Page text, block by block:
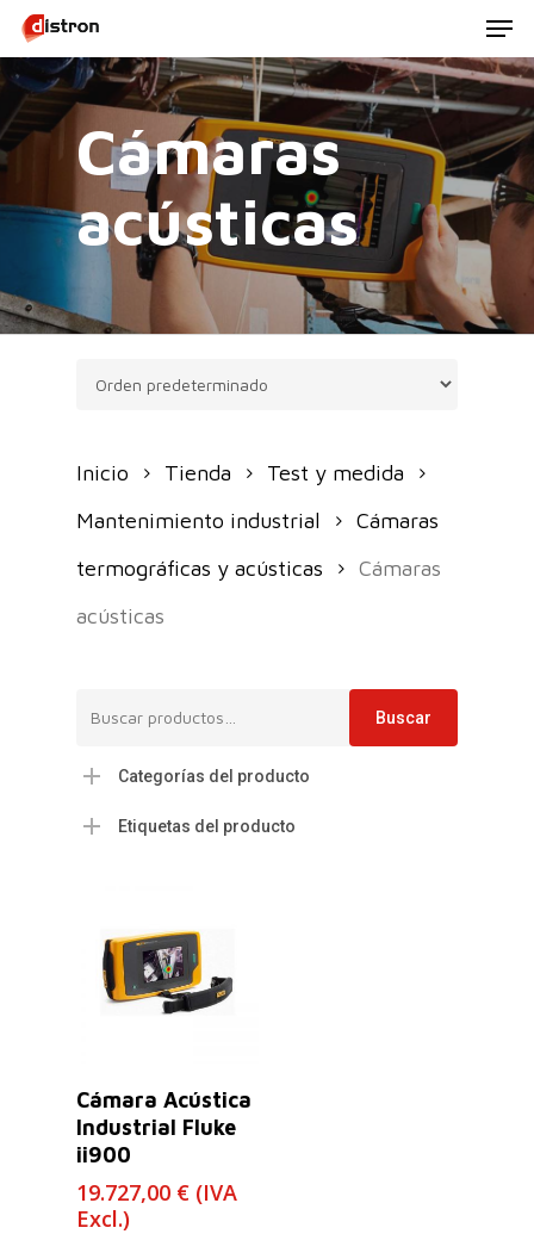
Skip
to
main
content
Cámaras
acústicas
Inicio Tienda
Test y medida
Mantenimiento industrial
Cámaras
termográficas y acústicas
Cámaras
acústicas
Buscar
Categorías del producto
Etiquetas del producto
Cámara Acústica
Industrial Fluke
ii900
19.727,00 € (IVA
Excl.)